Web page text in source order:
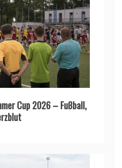
Cup 2026 – Fußball,